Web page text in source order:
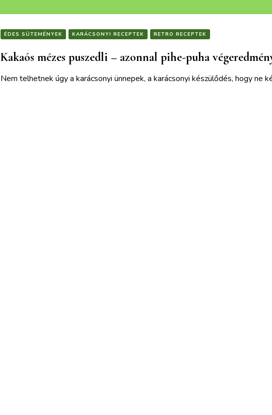
ÉDES SÜTEMÉNYEK KARÁCSONYI RECEPTEK RETRO RECEPTEK
Kakaós mézes puszedli – azonnal pihe-puha
Nem telhetnek úgy a karácsonyi ünnepek, a karácsonyi készülődés, hogy